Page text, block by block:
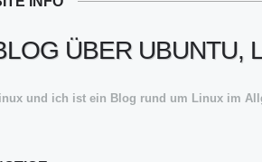
ÜBER UBUNTU,
und ich ist ein Blog rund um Linux im